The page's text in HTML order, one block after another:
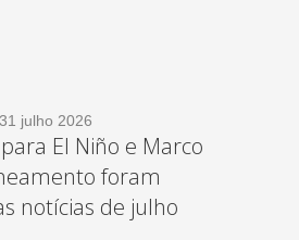
31 julho 2026
El Niño e Marco
foram
notícias de julho